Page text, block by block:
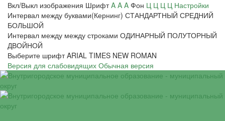
Вкл/Выкл изображения Шрифт A A A Фон Ц Ц Ц Ц Настройки
Интервал между буквами(Кернинг) СТАНДАРТНЫЙ СРЕДНИЙ
БОЛЬШОЙ
Интервал между между строками ОДИНАРНЫЙ ПОЛУТОРНЫЙ
ДВОЙНОЙ
Выберите шрифтARIAL TIMES NEW ROMAN
Версия для слабовидящих Обычная версия